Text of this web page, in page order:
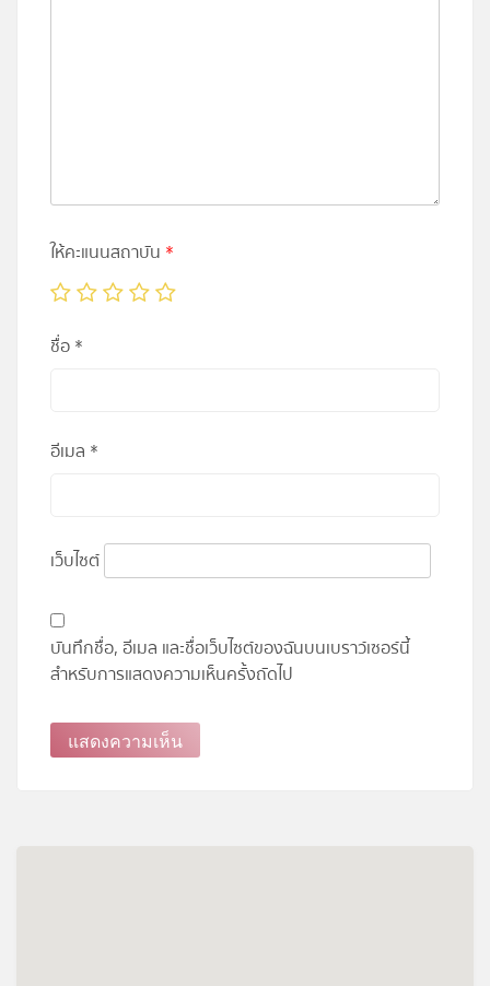
ให้คะแนนสถาบัน *
ชื่อ*
อีเมล *
เว็บไซต์
บันทึกชื่อ, อีเมล และชื่อเว็บไซต์ของฉันบนเบราว์เซอร์นี้
สำหรับการแสดงความเห็นครั้งถัดไป